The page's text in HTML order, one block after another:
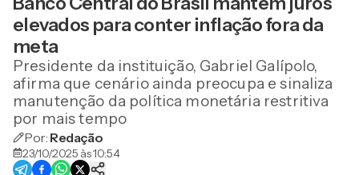
da meta
elevados para conter inflação fora da
meta
Presidente da instituição, Gabriel Galípolo,
afirma que cenário ainda preocupa e sinaliza
manutenção da política monetária restritiva
por mais tempo
Por: Redação
23/10/2025 às 10:54